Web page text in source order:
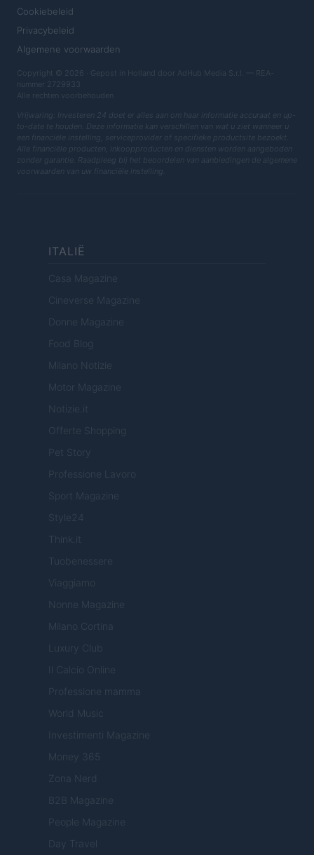
Cookiebeleid
Privacybeleid
Algemene voorwaarden
Copyright © 2026 · Gepost in Holland door AdHub Media S.r.l. — REA-
nummer 2729933
Alle rechten voorbehouden
Vrijwaring: Investeren 24 doet er alles aan om haar informatie accuraat en up-
to-date te houden. Deze informatie kan verschillen van wat u ziet wanneer u
een financiële instelling, serviceprovider of specifieke productsite bezoekt.
Alle financiële producten, inkoopproducten en diensten worden aangeboden
zonder garantie. Raadpleeg bij het beoordelen van aanbiedingen de algemene
voorwaarden van uw financiële instelling.
ITALIË
Casa Magazine
Cineverse Magazine
Donne Magazine
Food Blog
Milano Notizie
Motor Magazine
Notizie.it
Offerte Shopping
Pet Story
Professione Lavoro
Sport Magazine
Style24
Think.it
Tuobenessere
Viaggiamo
Nonne Magazine
Milano Cortina
Luxury Club
Il Calcio Online
Professione mamma
World Music
Investimenti Magazine
Money 365
Zona Nerd
B2B Magazine
People Magazine
Day Travel